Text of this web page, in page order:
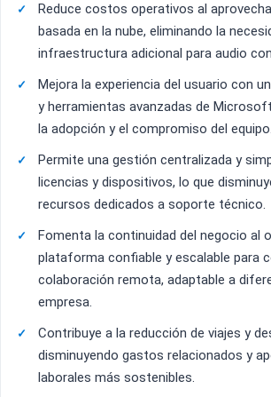
Reduce costos operativos al
basada en la nube, eliminando la
infraestructura adicional para audio
Mejora la experiencia del usuario con
y herramientas avanzadas de
la adopción y el compromiso del equipo.
Permite una gestión centralizada y
licencias y dispositivos, lo que
recursos dedicados a soporte técnico.
Fomenta la continuidad del negocio al
plataforma confiable y escalable para
colaboración remota, adaptable a
empresa.
Contribuye a la reducción de viajes y
disminuyendo gastos relacionados y
laborales más sostenibles.